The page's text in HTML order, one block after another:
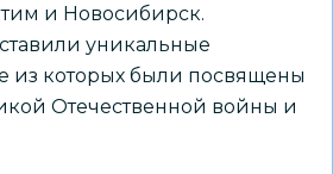
и Новосибирск.
уникальные
из которых были посвящены
Отечественной войны и